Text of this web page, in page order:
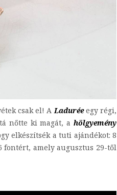
csak el! ALaduréeegy régi,
nőtte ki magát, a hölgyemény
elkészítsék a tuti ajándékot: 8
fontért, amely augusztus 29-től